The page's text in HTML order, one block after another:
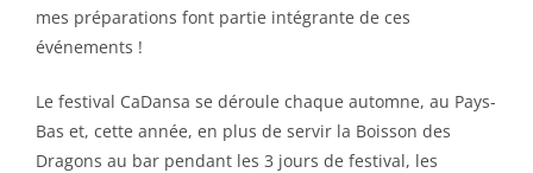
mes préparations font partie intégrante de ces
événements !
Le festival CaDansa se déroule chaque automne, au Pays-
Bas et, cette année, en plus de servir la Boisson des
Dragons au bar pendant les 3 jours de festival, les